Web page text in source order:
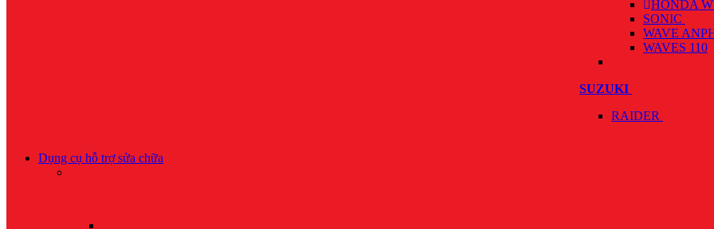
HONDA
SONIC
WAVE
WAVES 110
SUZUKI
RAIDER
Dụng cụ hỗ trợ sửa chữa